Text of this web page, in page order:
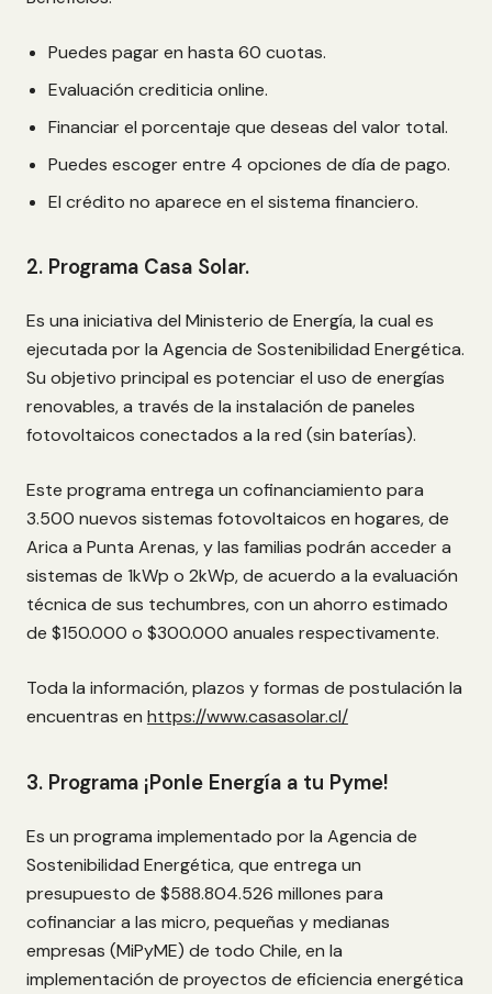
Puedes pagar en hasta 60 cuotas.
Evaluación crediticia online.
Financiar el porcentaje que deseas del valor total.
Puedes escoger entre 4 opciones de día de pago.
El crédito no aparece en el sistema financiero.
2. Programa Casa Solar.
Es una iniciativa del Ministerio de Energía, la cual es
ejecutada por la Agencia de Sostenibilidad Energética.
Su objetivo principal es potenciar el uso de energías
renovables, a través de la instalación de paneles
fotovoltaicos conectados a la red (sin baterías).
Este programa entrega un cofinanciamiento para
3.500 nuevos sistemas fotovoltaicos en hogares, de
Arica a Punta Arenas, y las familias podrán acceder a
sistemas de 1kWp o 2kWp, de acuerdo a la evaluación
técnica de sus techumbres, con un ahorro estimado
de $150.000 o $300.000 anuales respectivamente.
Toda la información, plazos y formas de postulación la
encuentras en https://www.casasolar.cl/
3. Programa ¡Ponle Energía a tu Pyme!
Es un programa implementado por la Agencia de
Sostenibilidad Energética, que entrega un
presupuesto de $588.804.526 millones para
cofinanciar a las micro, pequeñas y medianas
empresas (MiPyME) de todo Chile, en la
implementación de proyectos de eficiencia energética